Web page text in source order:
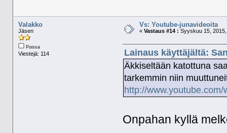
Valakko
Jäsen
Poissa
Viestejä: 114
Vs: Youtube-junavideoita
« Vastaus #14 : Syyskuu 15,
Lainaus käyttäjältä:
Äkkiseltään katottuna
tarkemmin niin
http://
Onpahan kyllä